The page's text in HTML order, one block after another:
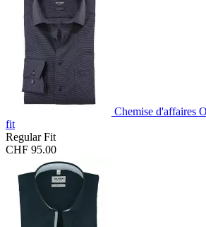
Chemise d'affaires
fit
Regular Fit
CHF 95.00